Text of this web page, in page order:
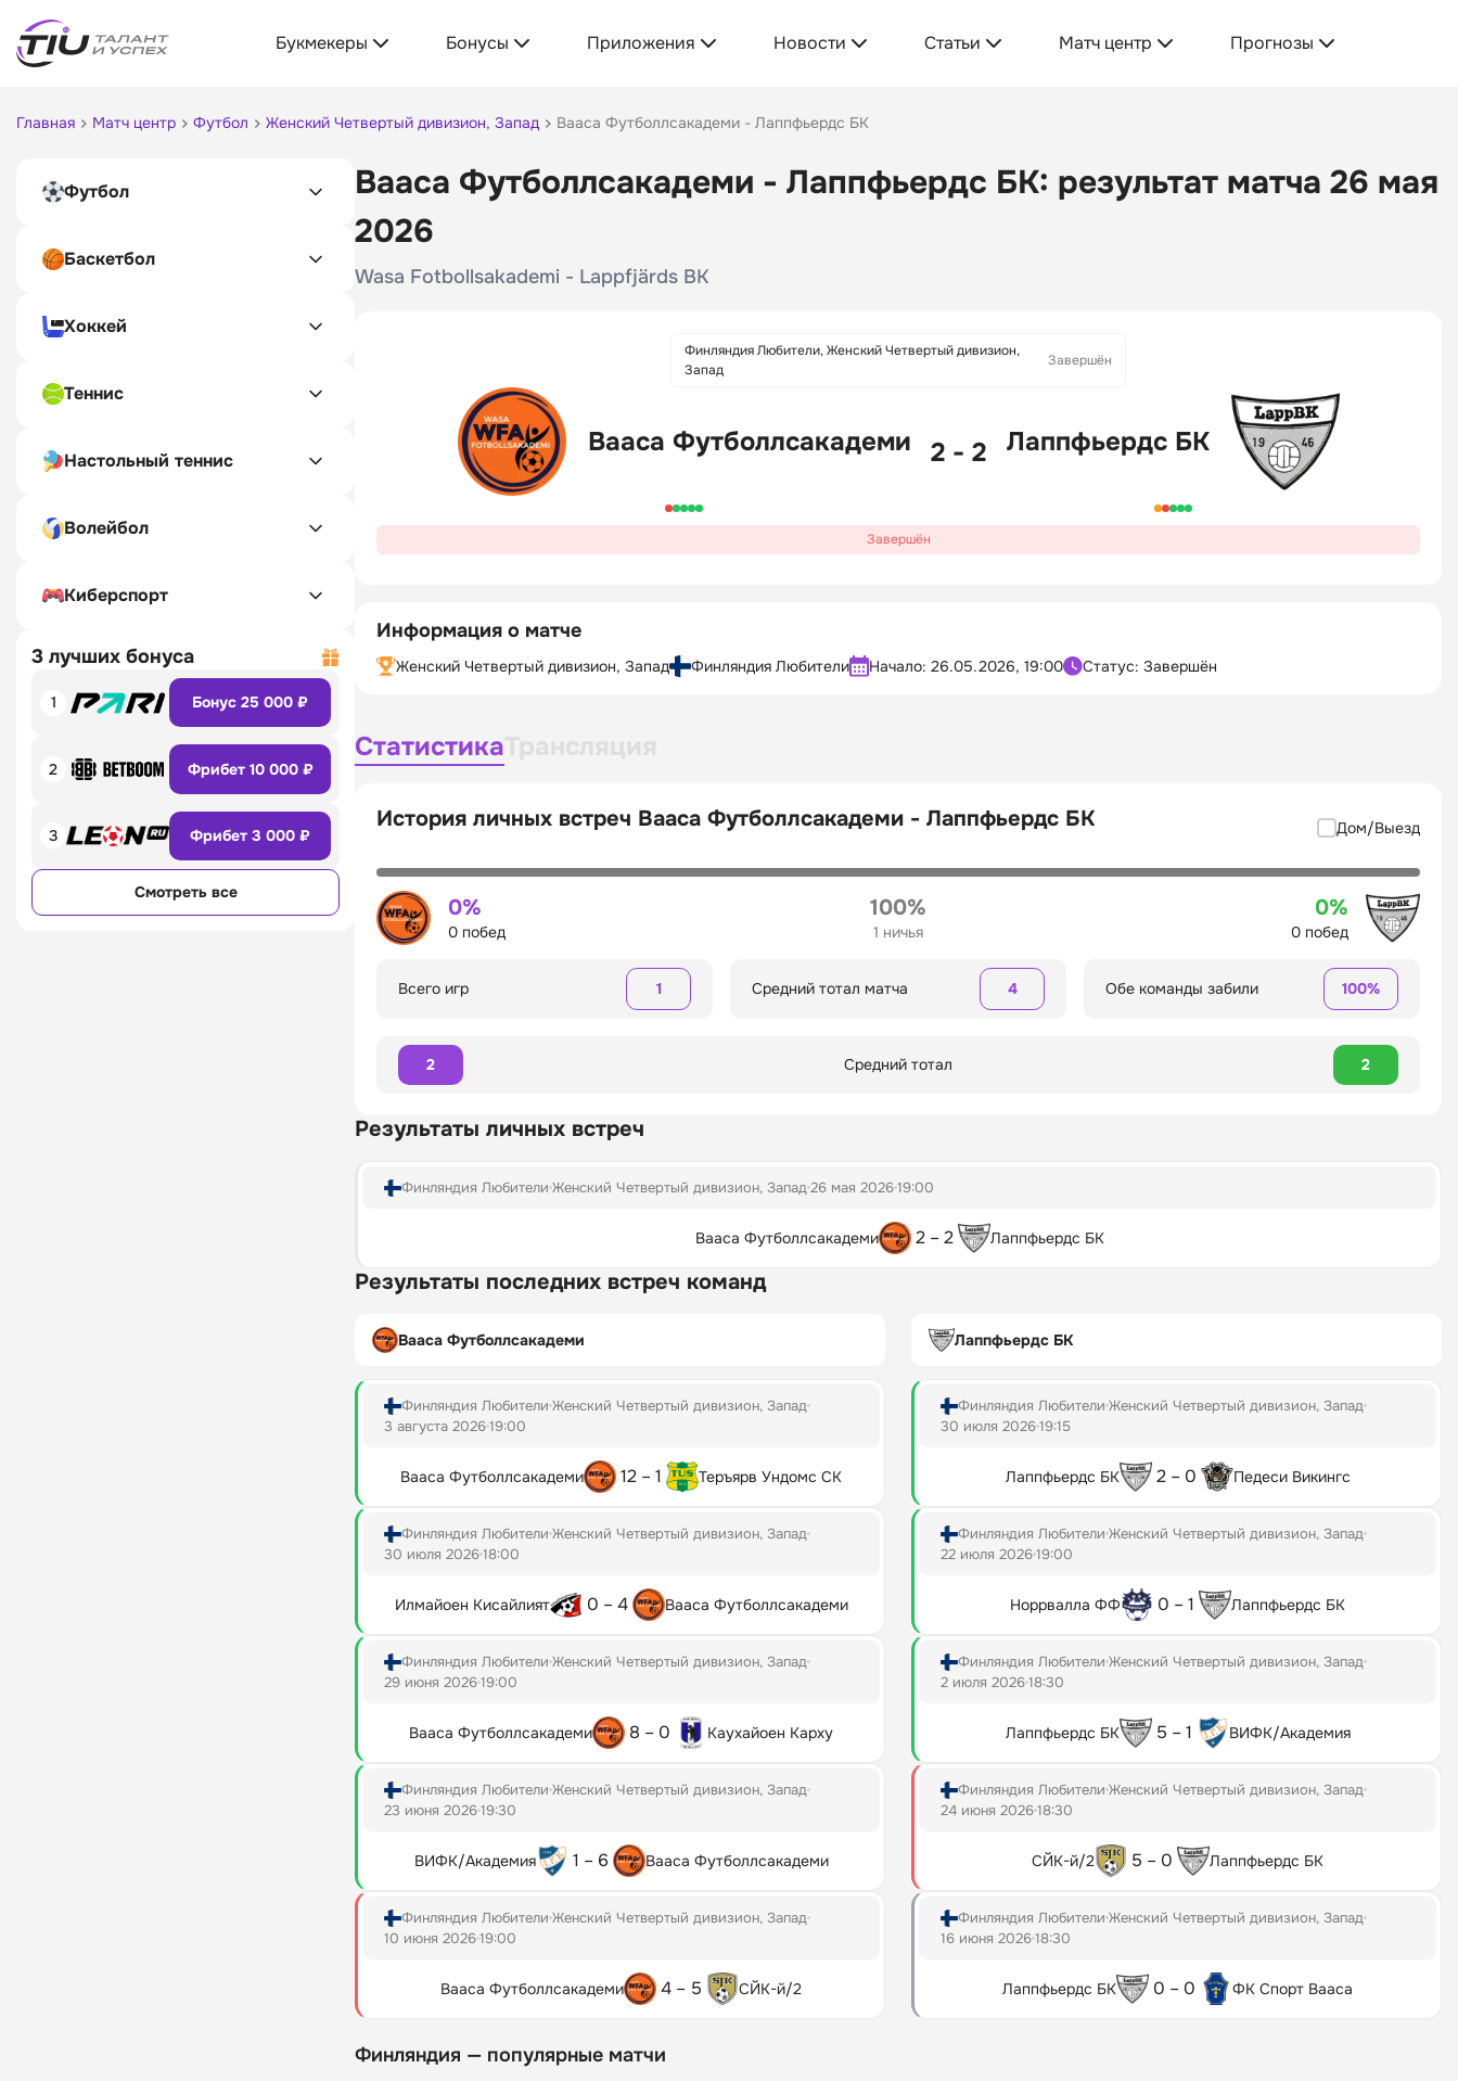
Букмекеры Бонусы Приложения Новости Статьи Матч центр Прогнозы
Главная Матч центр Футбол Женский Четвертый дивизион, Запад Вааса Футболлсакадеми - Лаппфьердс БК
Футбол
Баскетбол
Хоккей
Теннис
Настольный теннис
Волейбол
Киберспорт
3 лучших бонуса
1 Бонус 25 000 ₽
2 Фрибет 10 000 ₽
3 Фрибет 3 000 ₽
Смотреть все
Вааса Футболлсакадеми - Лаппфьердс БК: результат матча 26 мая
2026
Wasa Fotbollsakademi - Lappfjärds BK
Финляндия Любители, Женский Четвертый дивизион,
Запад
Завершён
Вааса Футболлсакадеми 2 - 2 Лаппфьердс БК
Завершён
Информация о матче
Женский Четвертый дивизион, Запад Финляндия Любители Начало: 26.05.2026, 19:00 Статус: Завершён
Статистика
История личных встреч Вааса Футболлсакадеми - Лаппфьердс БК Дом/Выезд
0%
0 побед
100%
1 ничья
0%
0 побед
Всего игр 1 Средний тотал матча 4 Обе команды забили 100%
2 Средний тотал 2
Результаты личных встреч
Финляндия Любители Женский Четвертый дивизион, Запад26 мая 202619:00
Вааса Футболлсакадеми 2 – 2 Лаппфьердс БК
Результаты последних встреч команд
Вааса Футболлсакадеми
Финляндия Любители Женский Четвертый дивизион, Запад
3 августа 202619:00
Вааса Футболлсакадеми 12 – 1 Теръярв Ундомс СК
Финляндия Любители Женский Четвертый дивизион, Запад
30 июля 202618:00
Илмайоен Кисайлият 0 – 4 Вааса Футболлсакадеми
Финляндия Любители Женский Четвертый дивизион, Запад
29 июня 202619:00
Вааса Футболлсакадеми 8 – 0 Каухайоен Карху
Финляндия Любители Женский Четвертый дивизион, Запад
23 июня 202619:30
ВИФК/Академия 1 – 6 Вааса Футболлсакадеми
Финляндия Любители Женский Четвертый дивизион, Запад
10 июня 202619:00
Вааса Футболлсакадеми 4 – 5 СЙК-й/2
Лаппфьердс БК
Финляндия Любители Женский Четвертый дивизион, Запад
30 июля 202619:15
Лаппфьердс БК 2 – 0 Педеси Викингс
Финляндия Любители Женский Четвертый дивизион, Запад
22 июля 202619:00
Норрвалла ФФ 0 – 1 Лаппфьердс БК
Финляндия Любители Женский Четвертый дивизион, Запад
2 июля 202618:30
Лаппфьердс БК 5 – 1 ВИФК/Академия
Финляндия Любители Женский Четвертый дивизион, Запад
24 июня 202618:30
СЙК-й/2 5 – 0 Лаппфьердс БК
Финляндия Любители Женский Четвертый дивизион, Запад
16 июня 202618:30
Лаппфьердс БК 0 – 0 ФК Спорт Вааса
Финляндия — популярные матчи